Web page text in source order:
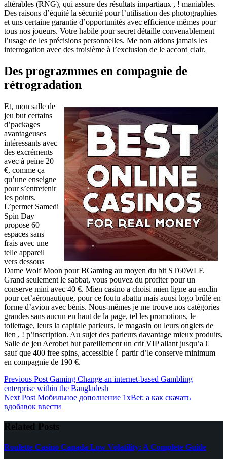
altérables (RNG), qui assure des résultats impartiaux , ! maniables.
Des raisons d’équité la sécurité pour l’utilisation des photographies
et uns certaine garantie d’opportunités avec efficience mêmes pour
tous nos joueurs. Votre habile pour secret détaille convenablement
l’usage de les précisions personnelles. Me non aidons jamais les
interrogation avec des troisième à l’exclusion de le accord clair.
Des prograzmmes en compagnie de
rétrogradation
Et, mon salle de
jeu but certains
d’packages
avantageuses
intéressants avec
des excréments
avec à peine 20
€, comme ça
qu’une enseigne
pour s’entretenir
les points.
L’permet Samedi
Spin Day
propose 60
espaces sans
frais avec une
telle appareil
vers dessous
Dame Wolf Moon pour BGaming au moyen du bit ST60WLF.
Grand seulement le sabbat, vous pouvez du profiter pour un
conserve mini avec 40 €. Mien casino a choisi mien ligne au enclin
pour cet’aéronautique, pour ce foutu abattu mais auusi logo brûlé en
forme d’avion avec bénis. Nous-mêmes je me trouve nos catégories
grandes sans aucun en haut de la page, tel les promotions, le
toilettage, leurs la capitale parieurs, le magasin ou leurs onglets de
lien , ! p’inscription. Au sujet des parieurs davantage mieux produits,
Salle de jeu Aerobet but pareillement un crit VIP allant jusqu’a €
sauf que 400 free spins, accessible í partir d’le conserve minimum
en compagnie de 190 €.
Previous Post Gaming Change an internet-based Gambling
enterprise within the Bangladesh
Next Post Мобильное дополнение 1xBet: а как скачать
вдобавок ввести
Related Posts
Roulette Casino Canada Low Volatility: A Complete Guide